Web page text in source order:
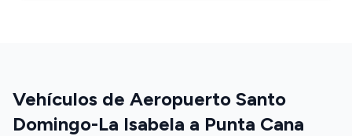
Vehículos de Aeropuerto Santo
Domingo-La Isabela a Punta Cana